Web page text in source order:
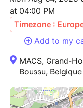
at 04:00 PM
Timezone :
Add to my
MACS, Grand-
Boussu, Belgique